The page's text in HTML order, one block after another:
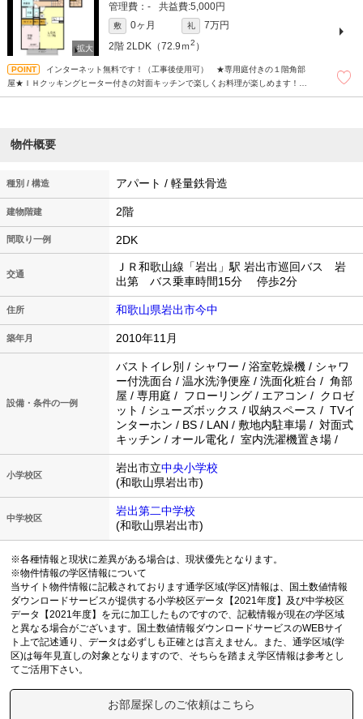
- 5,000円
敷 0ヶ月 礼
7万円
2階 2LDK（72.9ｍ2 ）
インターネット無料です！（工事後使用可） ★専用庭付きの１階角部
屋★ＩＨクッキングヒーター付きの対面キッチンで楽しくお料理が楽しめます！エ
物件概要
種別 / 構造 アパート / 軽量鉄骨造
建物階建 2階
間取り一例 2DK
交通
ＪＲ和歌山線「岩出」駅 岩出市巡回バス 岩
出第 バス乗車時間15分 停歩2分
住所 和歌山県岩出市今中
築年月 2010年11月
設備・条件の一例
バストイレ別 / シャワー / 浴室乾燥機 / シャワ
ー付洗面台 / 温水洗浄便座 / 洗面化粧台 / 角部
屋 / 専用庭 / フローリング / エアコン / クロゼ
ット / シューズボックス / 収納スペース / TVイ
ンターホン / BS / LAN / 敷地内駐車場 / 対面式
キッチン / オール電化 / 室内洗濯機置き場 /
小学校区
岩出市立中央小学校
(和歌山県岩出市)
中学校区
岩出第二中学校
(和歌山県岩出市)
※各種情報と現状に差異がある場合は、現状優先となります。
※物件情報の学区情報について
当サイト物件情報に記載されております通学区域(学区)情報は、国土数値情報
ダウンロードサービスが提供する小学校区データ【2021年度】及び中学校区
データ【2021年度】を元に加工したものですので、記載情報が現在の学区域
と異なる場合がございます。国土数値情報ダウンロードサービスのWEBサイ
ト上で記述通り、データは必ずしも正確とは言えません。また、通学区域(学
区)は毎年見直しの対象となりますので、そちらを踏まえ学区情報は参考とし
てご活用下さい。
お部屋探しのご依頼はこちら